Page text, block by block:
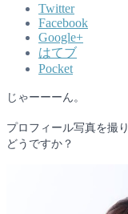
Twitter
Facebook
Google+
はてブ
Pocket
じゃーーーん。
プロフィール写真を撮
どうですか？